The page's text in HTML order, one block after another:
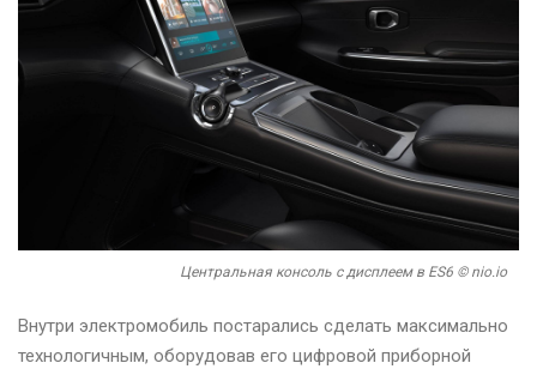
Центральная консоль с дисплеем в ES6 © nio.io
Внутри электромобиль постарались сделать максимально
технологичным, оборудовав его цифровой приборной